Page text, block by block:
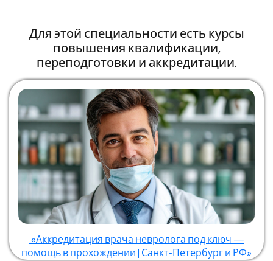
Для этой специальности есть курсы
повышения квалификации,
переподготовки и аккредитации.
«Аккредитация врача невролога под ключ —
помощь в прохождении | Санкт-Петербург и РФ»